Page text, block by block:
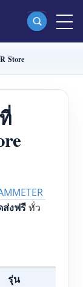
(WEM2067)
Store
ส่งฟรี ทั่ว
รุ่น